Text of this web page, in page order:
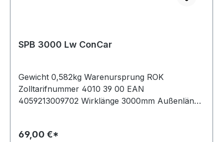
SPB 3000 Lw ConCar
Gewicht 0,582kg Warenursprung ROK
Zolltarifnummer 4010 39 00 EAN
4059213009702 Wirklänge 3000mm Außenlänge
Norm DIN 7753 Material Neoprene Zugstrang
69,00 €*